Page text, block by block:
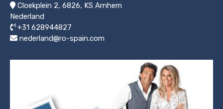
Cloekplein 2, 6826, KS Arnhem
Nederland
+31 628944827
nederland@ro-spain.com